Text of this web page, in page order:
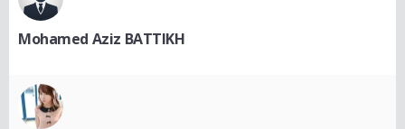
Mohamed Aziz BATTIKH